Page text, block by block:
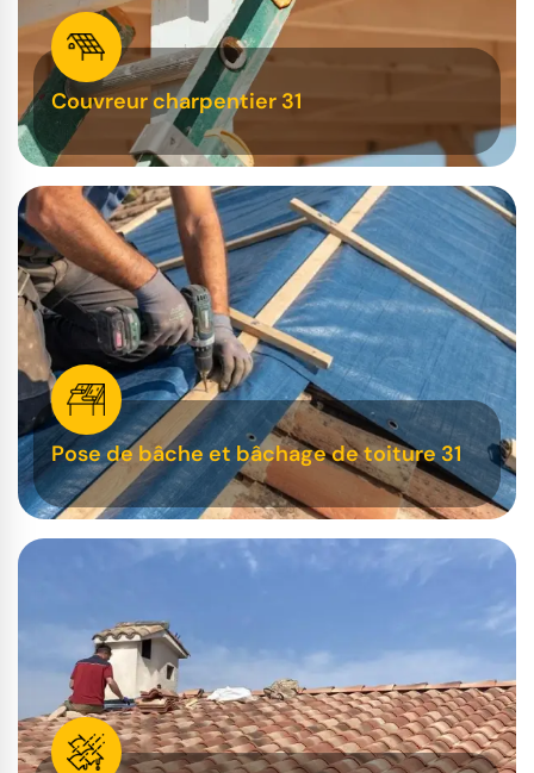
Couvreur charpentier 31
Pose de bâche et bâchage de toiture 31